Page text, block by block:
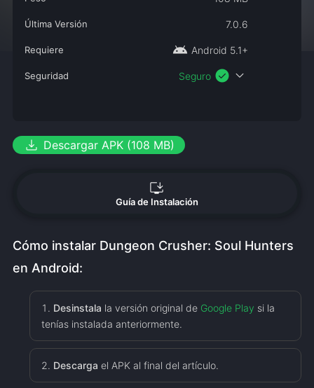
Última Versión 7.0.6
Requiere android Android 5.1+
Seguridad Seguro check_circle expand_more
download Descargar APK (108 MB)
install_desktop
Guía de Instalación
Cómo instalar Dungeon Crusher: Soul Hunters
en Android:
Desinstala la versión original de Google Play si la
tenías instalada anteriormente.
Descarga el APK al final del artículo.